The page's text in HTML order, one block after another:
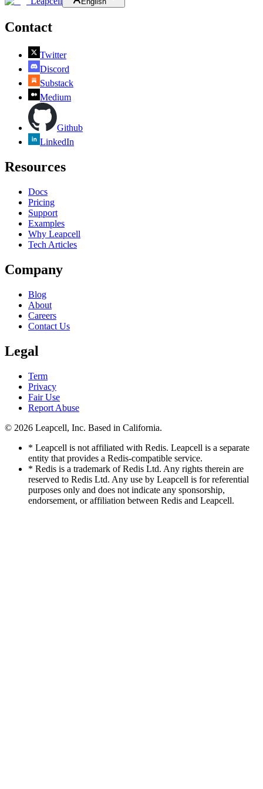
Contact
Twitter
Discord
Substack
Medium
Github
LinkedIn
Resources
Docs
Pricing
Support
Examples
Why Leapcell
Tech Articles
Company
Blog
About
Careers
Contact Us
Legal
Term
Privacy
Fair Use
Report Abuse
© 2026 Leapcell, Inc. Based in California.
* Leapcell is not affiliated with Redis. Leapcell is a separate
entity that provides a Redis-compatible service.
* Redis is a trademark of Redis Ltd. Any rights therein are
reserved to Redis Ltd. Any use by Leapcell is for referential
purposes only and does not indicate any sponsorship,
endorsement, or affiliation between Redis and Leapcell.